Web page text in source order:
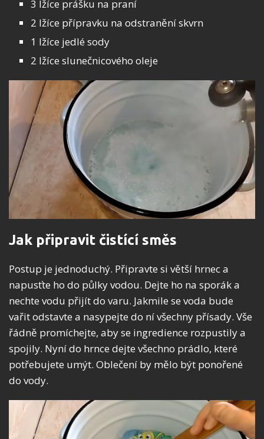
3 lžíce prášku na praní
2 lžíce přípravku na odstranění skvrn
1 lžíce jedlé sody
2 lžíce slunečnicového oleje
Jak připravit čistící směs
Postup je jednoduchý. Připravte si větší hrnec a
napusťte ho do půlky vodou. Dejte ho na sporák a
nechte vodu přijít do varu. Jakmile se voda bude
vařit odstavte a nasypejte do ní všechny přísady. Vše
řádně promíchejte, aby se ingredience rozpustily a
spojily. Nyní do hrnce dejte všechno prádlo, které
potřebujete umýt. Oblečení by mělo být ponořené
do vody.